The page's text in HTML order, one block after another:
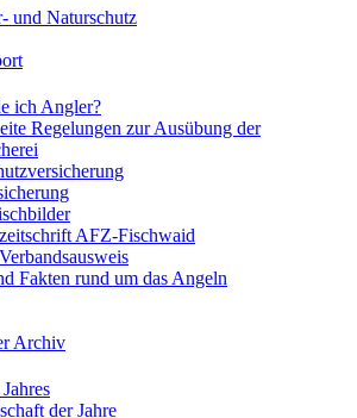
und Naturschutz
ich Angler?
Regelungen zur Ausübung der
AFZ-Fischwaid
Fakten rund um das Angeln
Archiv
der Jahre